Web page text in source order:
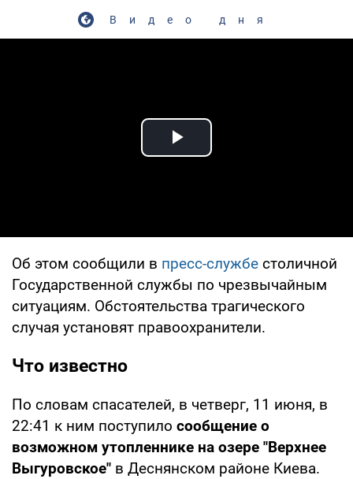
Видео дня
Play Video
Об этом сообщили в пресс-службе столичной
Государственной службы по чрезвычайным
ситуациям. Обстоятельства трагического
случая установят правоохранители.
Что известно
По словам спасателей, в четверг, 11 июня, в
22:41 к ним поступило сообщение о
возможном утопленнике на озере "Верхнее
Выгуровское" в Деснянском районе Киева.